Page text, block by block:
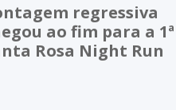
regressiva
ao fim para a 1ª
Rosa Night Run